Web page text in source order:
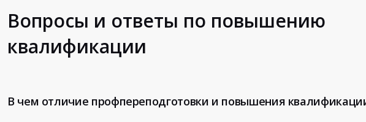
Вопросы и ответы по повышению
квалификации
В чем отличие профпереподготовки и повышения